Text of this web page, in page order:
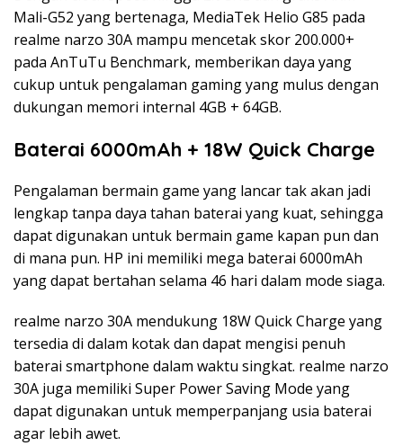
Mali-G52 yang bertenaga, MediaTek Helio G85 pada
realme narzo 30A mampu mencetak skor 200.000+
pada AnTuTu Benchmark, memberikan daya yang
cukup untuk pengalaman gaming yang mulus dengan
dukungan memori internal 4GB + 64GB.
Baterai 6000mAh + 18W Quick Charge
Pengalaman bermain game yang lancar tak akan jadi
lengkap tanpa daya tahan baterai yang kuat, sehingga
dapat digunakan untuk bermain game kapan pun dan
di mana pun. HP ini memiliki mega baterai 6000mAh
yang dapat bertahan selama 46 hari dalam mode siaga.
realme narzo 30A mendukung 18W Quick Charge yang
tersedia di dalam kotak dan dapat mengisi penuh
baterai smartphone dalam waktu singkat. realme narzo
30A juga memiliki Super Power Saving Mode yang
dapat digunakan untuk memperpanjang usia baterai
agar lebih awet.